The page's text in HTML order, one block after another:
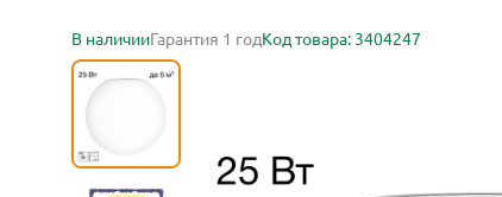
В наличииГарантия 1 годКод товара: 3404247